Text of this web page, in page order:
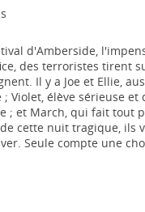
d'Amberside,
des terroristes tirent
Il y a Joe et Ellie,
Violet, élève sérieuse et
; et March, qui fait tout
cette nuit tragique, ils
Seule compte une